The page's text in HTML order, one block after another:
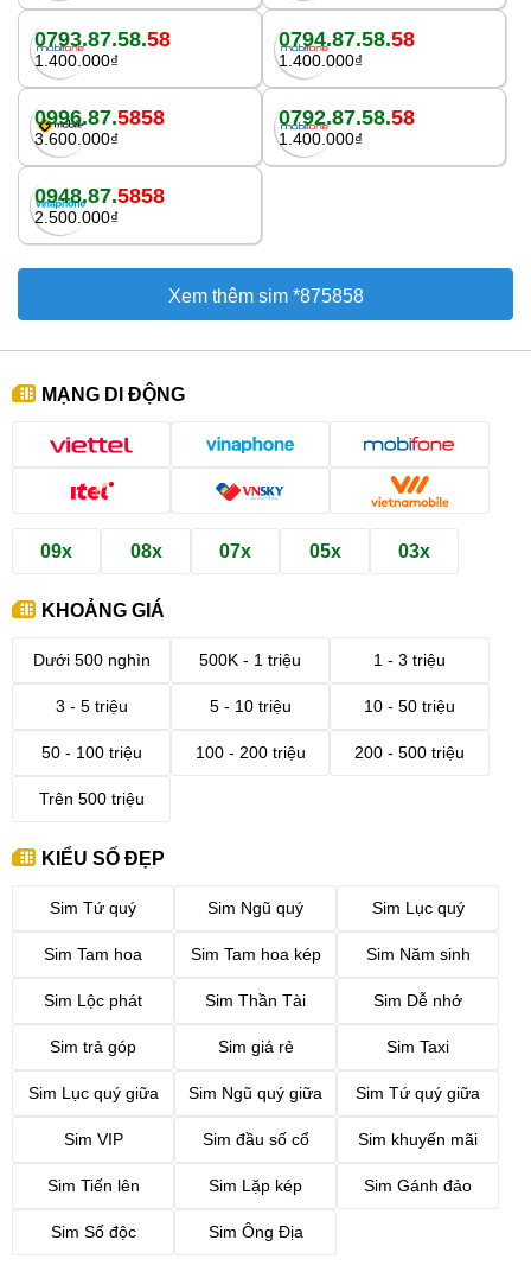
0793.87.58.58
1.400.000₫
0794.87.58.58
1.400.000₫
0996.87.5858
3.600.000₫
0792.87.58.58
1.400.000₫
0948.87.5858
2.500.000₫
Xem thêm sim *875858
MẠNG DI ĐỘNG
09x 08x 07x 05x 03x
KHOẢNG GIÁ
Dưới 500 nghìn 500K - 1 triệu 1 - 3 triệu
3 - 5 triệu 5 - 10 triệu 10 - 50 triệu
50 - 100 triệu 100 - 200 triệu 200 - 500 triệu
Trên 500 triệu
KIỂU SỐ ĐẸP
Sim Tứ quý Sim Ngũ quý Sim Lục quý
Sim Tam hoa Sim Tam hoa kép Sim Năm sinh
Sim Lộc phát Sim Thần Tài Sim Dễ nhớ
Sim trả góp Sim giá rẻ Sim Taxi
Sim Lục quý giữa Sim Ngũ quý giữa Sim Tứ quý giữa
Sim VIP Sim đầu số cổ Sim khuyến mãi
Sim Tiến lên Sim Lặp kép Sim Gánh đảo
Sim Số độc Sim Ông Địa